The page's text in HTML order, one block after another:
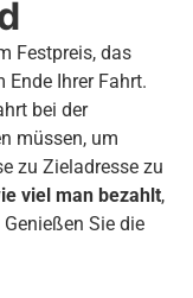
Festpreis, das
Ende Ihrer Fahrt.
bei der
müssen, um
zu Zieladresse zu
viel man bezahlt,
Sie die